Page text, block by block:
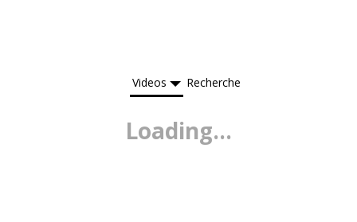
Videos Recherche